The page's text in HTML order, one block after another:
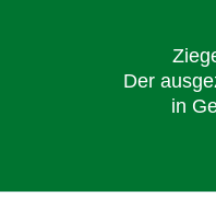
Der
in